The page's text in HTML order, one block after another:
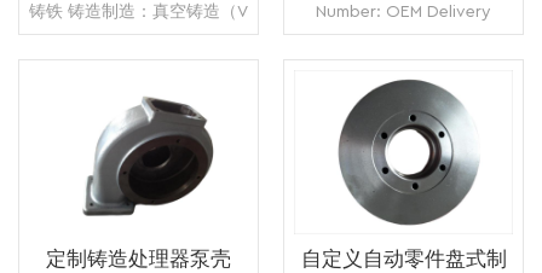
铸铁 铸造制造：真空铸造（V
过程铸造） 重量：15.00公斤
热处理：退火 +淬火和回火
行业
阅读更多
machinery china
manufacturer
Number: OEM Delivery
Time: 7 days Minimum
Order: 1 piece Origin:
Zhangzhou,China
Transportation: Ocean,
Land, Air Supply Ability:
5000pcs per month
Packing: wooden crate
box, carton box, bubble
pack
阅读更多
定制铸造处理器泵壳
自定义自动零件盘式制